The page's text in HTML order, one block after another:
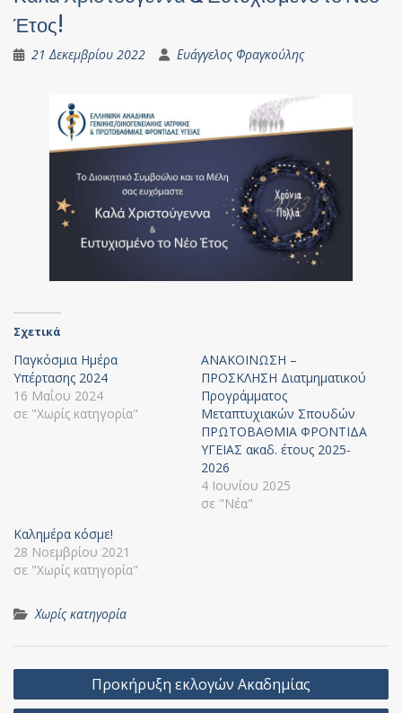
Έτος!
21 Δεκεμβρίου 2022 Ευάγγελος Φραγκούλης
Σχετικά
Παγκόσμια Ημέρα
Υπέρτασης 2024
16 Μαΐου 2024
σε "Χωρίς κατηγορία"
ΑΝΑΚΟΙΝΩΣΗ –
ΠΡΟΣΚΛΗΣΗ Διατμηματικού
Προγράμματος
Μεταπτυχιακών Σπουδών
ΠΡΩΤΟΒΑΘΜΙΑ ΦΡΟΝΤΙΔΑ
ΥΓΕΙΑΣ ακαδ. έτους 2025-
2026
4 Ιουνίου 2025
σε "Νέα"
Καλημέρα κόσμε!
28 Νοεμβρίου 2021
σε "Χωρίς κατηγορία"
Χωρίς κατηγορία
Πλοήγηση
άρθρων
Προκήρυξη εκλογών Ακαδημίας